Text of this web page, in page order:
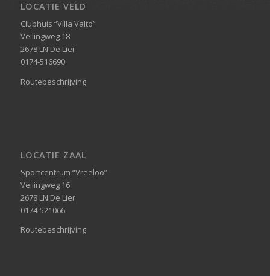
LOCATIE VELD
Clubhuis “Villa Valto”
Veilingweg 18
2678 LN De Lier
0174-516690
Routebeschrijving
LOCATIE ZAAL
Sportcentrum “Vreeloo”
Veilingweg 16
2678 LN De Lier
0174-521066
Routebeschrijving